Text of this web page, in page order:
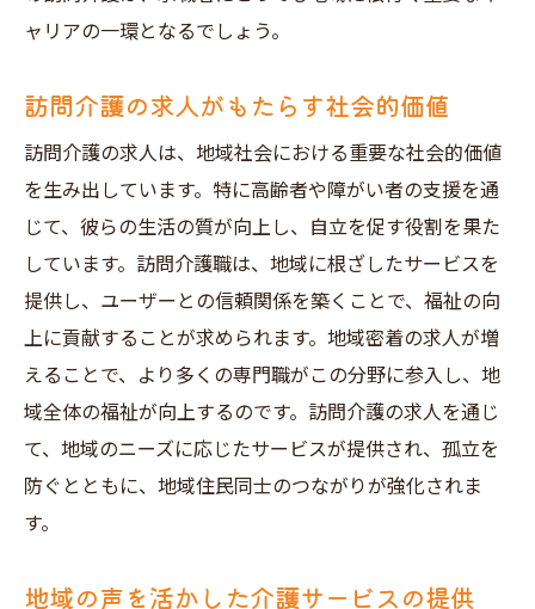
ャリアの一環となるでしょう。
訪問介護の求人がもたらす社会的価値
訪問介護の求人は、地域社会における重要な社会的価値
を生み出しています。特に高齢者や障がい者の支援を通
じて、彼らの生活の質が向上し、自立を促す役割を果た
しています。訪問介護職は、地域に根ざしたサービスを
提供し、ユーザーとの信頼関係を築くことで、福祉の向
上に貢献することが求められます。地域密着の求人が増
えることで、より多くの専門職がこの分野に参入し、地
域全体の福祉が向上するのです。訪問介護の求人を通じ
て、地域のニーズに応じたサービスが提供され、孤立を
防ぐとともに、地域住民同士のつながりが強化されま
す。
地域の声を活かした介護サービスの提供